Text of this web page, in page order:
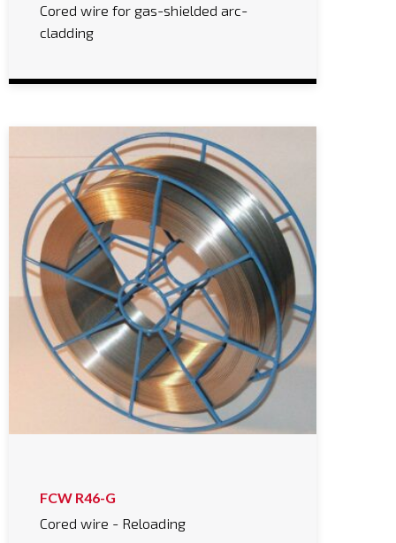
Cored wire for gas-shielded arc-
cladding
FCW R46-G
Cored wire - Reloading